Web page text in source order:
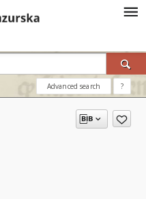
Advanced search ?